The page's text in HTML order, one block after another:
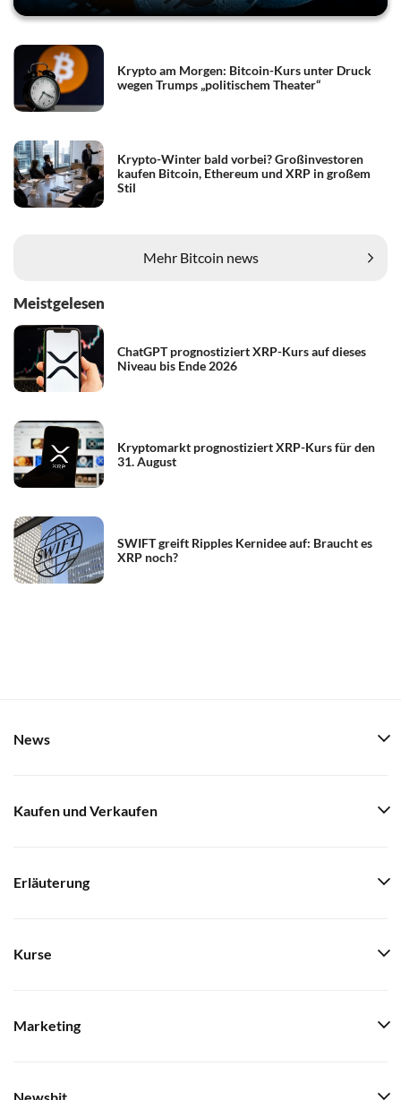
Krypto am Morgen: Bitcoin-Kurs unter Druck
wegen Trumps „politischem Theater“
Krypto-Winter bald vorbei? Großinvestoren
kaufen Bitcoin, Ethereum und XRP in großem
Stil
Mehr Bitcoin news
Meistgelesen
ChatGPT prognostiziert XRP-Kurs auf dieses
Niveau bis Ende 2026
Kryptomarkt prognostiziert XRP-Kurs für den
31. August
SWIFT greift Ripples Kernidee auf: Braucht es
XRP noch?
News
Kaufen und Verkaufen
Erläuterung
Kurse
Marketing